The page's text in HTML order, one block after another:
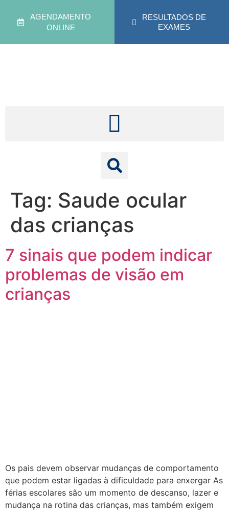
AGENDAMENTO
ONLINE
RESULTADOS DE
EXAMES
Tag: Saude ocular
das crianças
7 sinais que podem indicar
problemas de visão em
crianças
Os pais devem observar mudanças de comportamento
que podem estar ligadas à dificuldade para enxergar As
férias escolares são um momento de descanso, lazer e
mudança na rotina das crianças, mas também exigem